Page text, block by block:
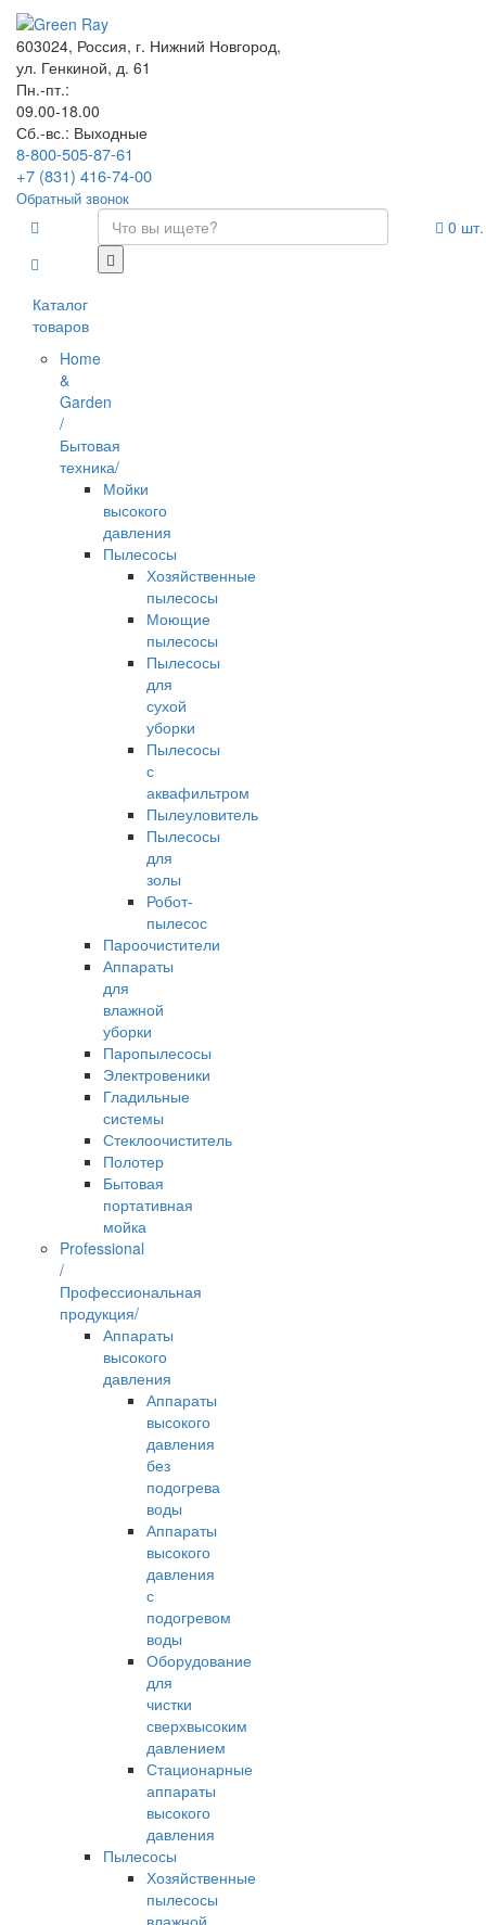
603024, Россия, г. Нижний Новгород,
ул. Генкиной, д. 61
Пн.-пт.:
09.00-18.00
Сб.-вс.: Выходные
8-800-505-87-61
+7 (831) 416-74-00
Обратный звонок
Каталог
товаров
Home
&
Garden
/
Бытовая
техника/
Мойки
высокого
давления
Пылесосы
Хозяйственные
пылесосы
Моющие
пылесосы
Пылесосы
для
сухой
уборки
Пылесосы
с
аквафильтром
Пылеуловитель
Пылесосы
для
золы
Робот-
пылесос
Пароочистители
Аппараты
для
влажной
уборки
Паропылесосы
Электровеники
Гладильные
системы
Стеклоочиститель
Полотер
Бытовая
портативная
мойка
Professional
/
Профессиональная
продукция/
Аппараты
высокого
давления
Аппараты
высокого
давления
без
подогрева
воды
Аппараты
высокого
давления
с
подогревом
воды
Оборудование
для
чистки
сверхвысоким
давлением
Стационарные
аппараты
высокого
давления
Пылесосы
Хозяйственные
пылесосы
0